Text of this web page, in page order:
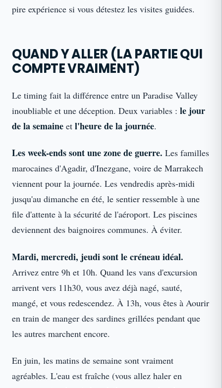
pire expérience si vous détestez les visites guidées.
QUAND Y ALLER (LA PARTIE QUI
COMPTE VRAIMENT)
Le timing fait la différence entre un Paradise Valley
inoubliable et une déception. Deux variables : le jour
de la semaine et l'heure de la journée.
Les week-ends sont une zone de guerre. Les familles
marocaines d'Agadir, d'Inezgane, voire de Marrakech
viennent pour la journée. Les vendredis après-midi
jusqu'au dimanche en été, le sentier ressemble à une
file d'attente à la sécurité de l'aéroport. Les piscines
deviennent des baignoires communes. À éviter.
Mardi, mercredi, jeudi sont le créneau idéal.
Arrivez entre 9h et 10h. Quand les vans d'excursion
arrivent vers 11h30, vous avez déjà nagé, sauté,
mangé, et vous redescendez. À 13h, vous êtes à Aourir
en train de manger des sardines grillées pendant que
les autres marchent encore.
En juin, les matins de semaine sont vraiment
agréables. L'eau est fraîche (vous allez haler en